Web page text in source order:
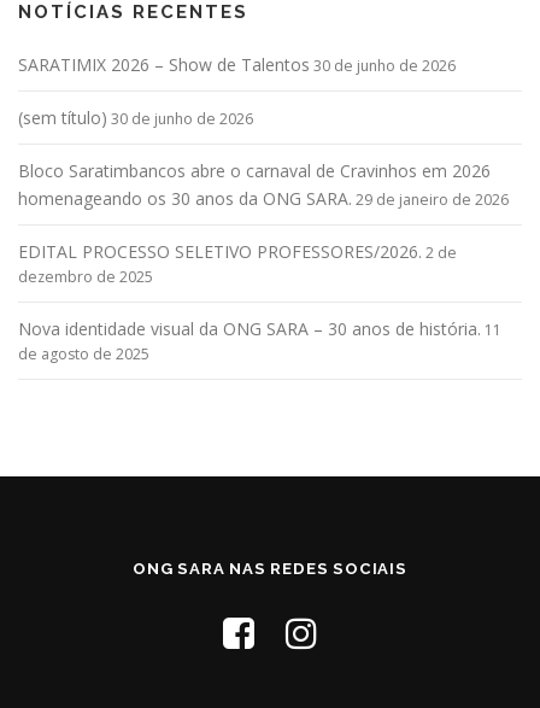
NOTÍCIAS RECENTES
SARATIMIX 2026 – Show de Talentos 30 de junho de 2026
(sem título) 30 de junho de 2026
Bloco Saratimbancos abre o carnaval de Cravinhos em 2026
homenageando os 30 anos da ONG SARA. 29 de janeiro de 2026
EDITAL PROCESSO SELETIVO PROFESSORES/2026. 2 de
dezembro de 2025
Nova identidade visual da ONG SARA – 30 anos de história. 11
de agosto de 2025
ONG SARA NAS REDES SOCIAIS